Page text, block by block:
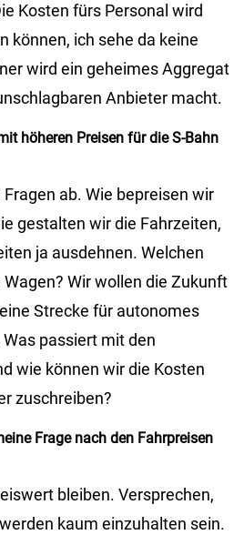
Kosten fürs Personal wird
können, ich sehe da keine
wird ein geheimes Aggregat
Anbieter macht.
höheren Preisen für die S-Bahn
ab. Wie bepreisen wir
gestalten wir die Fahrzeiten,
ja ausdehnen. Welchen
Wir wollen die Zukunft
Strecke für autonomes
passiert mit den
wie können wir die Kosten
zuschreiben?
Frage nach den Fahrpreisen
bleiben. Versprechen,
kaum einzuhalten sein.